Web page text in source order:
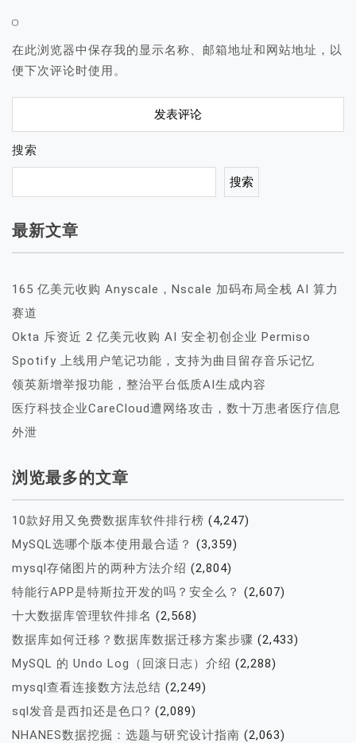
在此浏览器中保存我的显示名称、邮箱地址和网站地址，以
便下次评论时使用。
搜索
搜索
最新文章
165 亿美元收购 Anyscale，Nscale 加码布局全栈 AI 算力
赛道
Okta 斥资近 2 亿美元收购 AI 安全初创企业 Permiso
Spotify 上线用户笔记功能，支持为曲目留存音乐记忆
领英新增举报功能，整治平台低质AI生成内容
医疗科技企业CareCloud遭网络攻击，数十万患者医疗信息
外泄
浏览最多的文章
10款好用又免费数据库软件排行榜 (4,247)
MySQL选哪个版本使用最合适？ (3,359)
mysql存储图片的两种方法介绍 (2,804)
特能行APP是特斯拉开发的吗？安全么？ (2,607)
十大数据库管理软件排名 (2,568)
数据库如何迁移？数据库数据迁移方案步骤 (2,433)
MySQL 的 Undo Log（回滚日志）介绍 (2,288)
mysql查看连接数方法总结 (2,249)
sql发音是西扣还是色口? (2,089)
NHANES数据挖掘：选题与研究设计指南 (2,063)